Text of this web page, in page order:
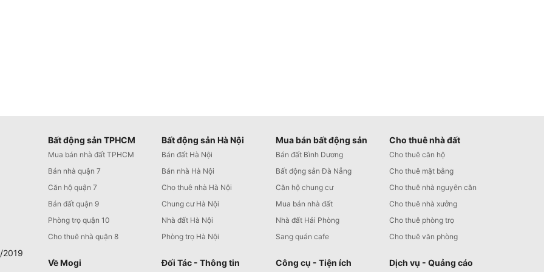
Bất động sản TPHCM
Mua bán nhà đất TPHCM
Bán nhà quận 7
Căn hộ quận 7
Bán đất quận 9
Phòng trọ quận 10
Cho thuê nhà quận 8
Bất động sản Hà Nội
Bán đất Hà Nội
Bán nhà Hà Nội
Cho thuê nhà Hà Nội
Chung cư Hà Nội
Nhà đất Hà Nội
Phòng trọ Hà Nội
Mua bán bất động sản
Bán đất Bình Dương
Bất động sản Đà Nẵng
Căn hộ chung cư
Mua bán nhà đất
Nhà đất Hải Phòng
Sang quán cafe
Cho thuê nhà đất
Cho thuê căn hộ
Cho thuê mặt bằng
Cho thuê nhà nguyên căn
Cho thuê nhà xưởng
Cho thuê phòng trọ
Cho thuê văn phòng
Về Mogi Đối Tác - Thông tin Công cụ - Tiện ích Dịch vụ - Quảng cáo
2019